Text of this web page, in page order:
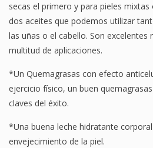
secas el primero y para pieles mixtas
dos aceites que podemos utilizar
las uñas o el cabello. Son excelentes
multitud de aplicaciones.
*Un Quemagrasas con efecto
ejercicio físico, un buen
claves del éxito.
*Una buena leche hidratante
envejecimiento de la piel.